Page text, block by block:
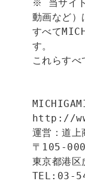
※ 当サイ
動画など
すべて
す。
これらす
http://
運営：道
〒105-
東京都港
TEL:03-